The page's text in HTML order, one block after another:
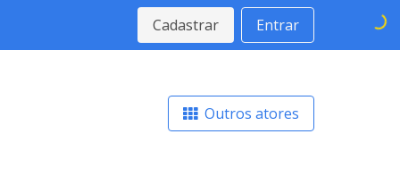
Cadastrar Entrar
Outros atores